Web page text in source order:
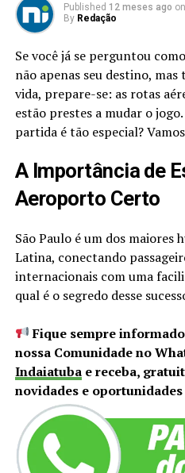
Published 12 meses ago on
By Redação
Se você já se perguntou
não apenas seu destino,
vida, prepare-se: as rotas
estão prestes a mudar o
partida é tão especial?
A Importância de
Aeroporto Certo
São Paulo é um dos maiores
Latina, conectando
internacionais com uma
qual é o segredo desse
Fique sempre
nossa Comunidade no
Indaiatubae receba,
novidades e oportunidades